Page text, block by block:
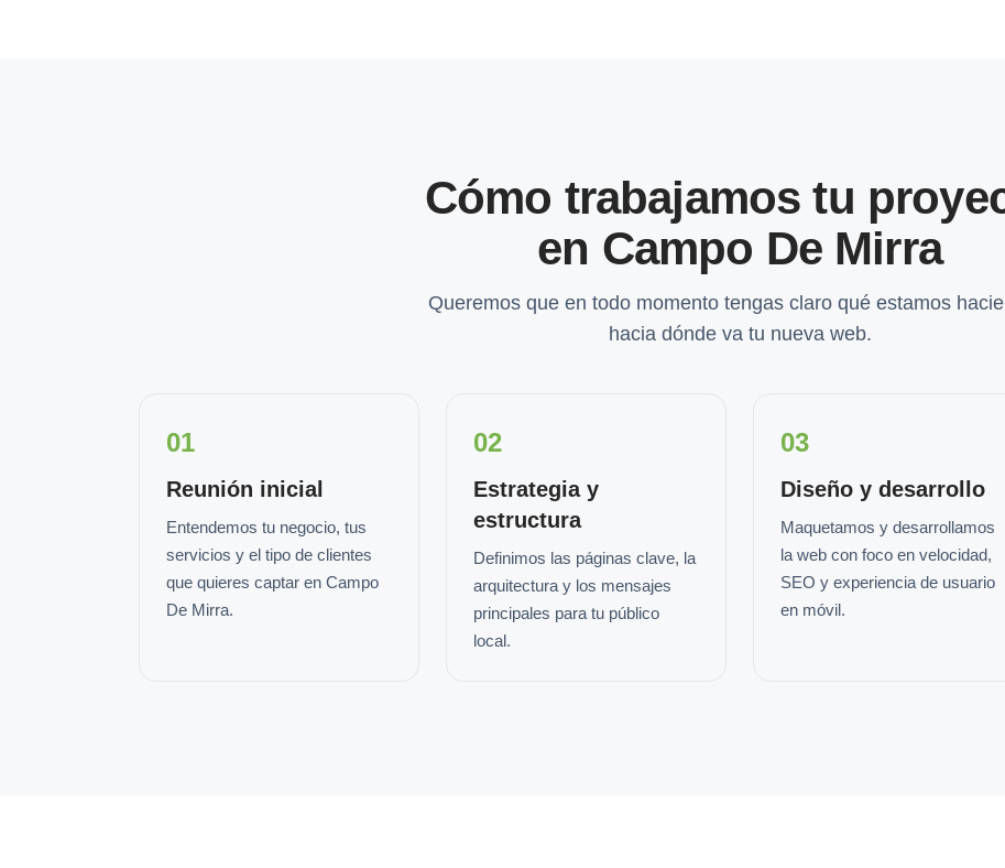
Cómo trabajamos tu
en Campo De Mirra
Queremos que en todo momento tengas claro qué estamos
hacia dónde va tu nueva web.
01
Reunión inicial
Entendemos tu negocio, tus
servicios y el tipo de clientes
que quieres captar en Campo
De Mirra.
02
Estrategia y
estructura
Definimos las páginas clave, la
arquitectura y los mensajes
principales para tu público
local.
03
Diseño y desarrollo
Maquetamos y desarrollamos
la web con foco en velocidad,
SEO y experiencia de usuario
en móvil.